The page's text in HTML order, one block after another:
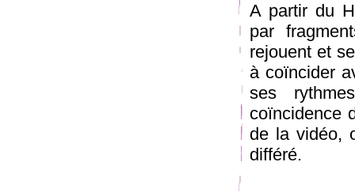
A partir du
par
rejouent et
à coïncider
ses
coïncidence
de la vidéo,
différé.